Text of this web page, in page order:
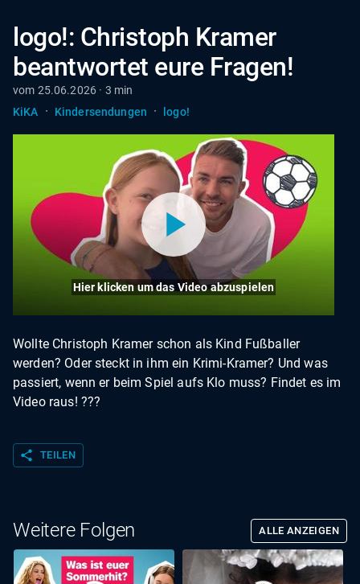
logo!: Christoph Kramer
beantwortet eure Fragen!
vom 25.06.2026 · 3 min
KiKA
· Kindersendungen · logo!
Hier klicken um das Video abzuspielen
Wollte Christoph Kramer schon als Kind Fußballer
werden? Oder steckt in ihm ein Krimi-Kramer? Und was
passiert, wenn er beim Spiel aufs Klo muss? Findet es im
Video raus! ???
share TEILEN
Weitere Folgen ALLE ANZEIGEN